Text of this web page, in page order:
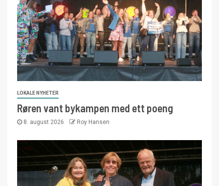
LOKALE NYHETER
Røren vant bykampen med ett poeng
8. august 2026 Roy Hansen